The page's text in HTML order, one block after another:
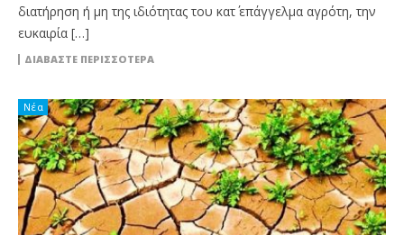
διατήρηση ή μη της ιδιότητας του κατ΄ επάγγελμα αγρότη, την
ευκαιρία […]
ΔΙΑΒΆΣΤΕ ΠΕΡΙΣΣΌΤΕΡΑ
Νέα